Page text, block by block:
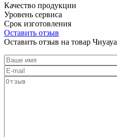
Качество продукции
Уровень сервиса
Срок изготовления
Оставить отзыв
Оставить отзыв на товар Чиуауа